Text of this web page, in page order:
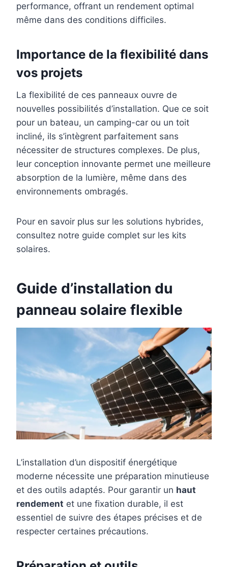
performance, offrant un rendement optimal
même dans des conditions difficiles.
Importance de la flexibilité dans
vos projets
La flexibilité de ces panneaux ouvre de
nouvelles possibilités d’installation. Que ce soit
pour un bateau, un camping-car ou un toit
incliné, ils s’intègrent parfaitement sans
nécessiter de structures complexes. De plus,
leur conception innovante permet une meilleure
absorption de la lumière, même dans des
environnements ombragés.
Pour en savoir plus sur les solutions hybrides,
consultez notre guide complet sur les kits
solaires.
Guide d’installation du
panneau solaire flexible
L’installation d’un dispositif énergétique
moderne nécessite une préparation minutieuse
et des outils adaptés. Pour garantir un haut
rendement et une fixation durable, il est
essentiel de suivre des étapes précises et de
respecter certaines précautions.